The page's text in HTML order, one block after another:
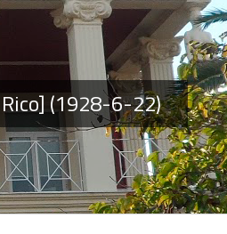
(1928-6-22)